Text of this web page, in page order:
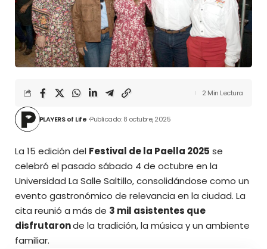
PLAYERS of Life Publicado: 8 octubre, 2025
2 Min Lectura
La 15 edición del Festival de la Paella 2025 se
celebró el pasado sábado 4 de octubre en la
Universidad La Salle Saltillo, consolidándose como un
evento gastronómico de relevancia en la ciudad. La
cita reunió a más de 3 mil asistentes que
disfrutaronde la tradición, la música y un ambiente
familiar.